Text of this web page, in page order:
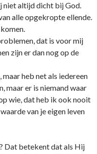
niet altijd dicht bij God.
alle opgekropte ellende.
dat is voor mij
zijn er dan nog op de
heb net als iedereen
maar er is niemand waar
wie, dat heb ik ook nooit
van je eigen leven
Dat betekent dat als Hij